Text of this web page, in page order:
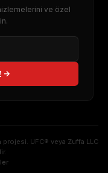
ve özel
UFC® veya Zuffa LLC